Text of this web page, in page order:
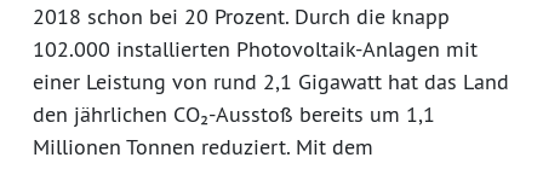
2018 schon bei 20 Prozent. Durch die knapp
102.000 installierten Photovoltaik-Anlagen mit
einer Leistung von rund 2,1 Gigawatt hat das Land
den jährlichen CO₂-Ausstoß bereits um 1,1
Millionen Tonnen reduziert. Mit dem